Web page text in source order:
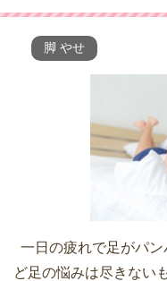
脚 やせ
一日の疲れで足がパ
ど足の悩みは尽きない